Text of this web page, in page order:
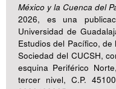
México y la Cuenca del
2026, es una
Universidad de
Estudios del Pacífico,
Sociedad del CUCSH,
esquina Periférico
tercer nivel, C.P.